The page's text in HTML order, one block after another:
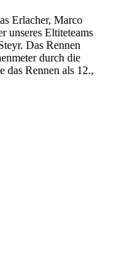
Erlacher, Marco
unseres Eltiteteams
Das Rennen
durch die
das Rennen als 12.,